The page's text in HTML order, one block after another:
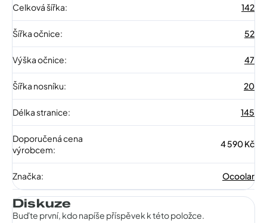
Celková šířka: 142
Šířka očnice: 52
Výška očnice: 47
Šířka nosníku: 20
Délka stranice: 145
Doporučená cena
výrobcem:
4 590 Kč
Značka: Ocoolar
Diskuze
Buďte první, kdo napíše příspěvek k této položce.